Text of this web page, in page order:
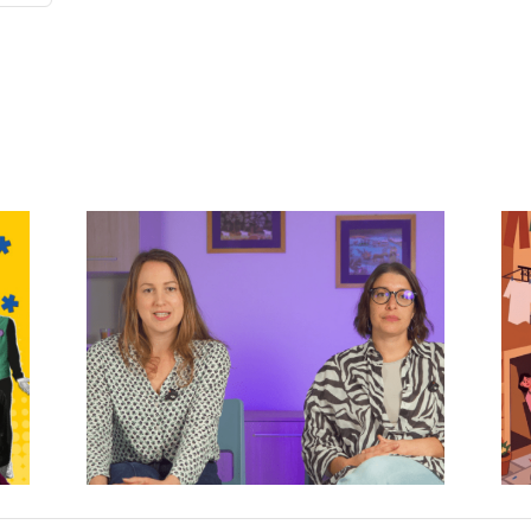
Il Cortile: teatro,
incontri e storie
condivise